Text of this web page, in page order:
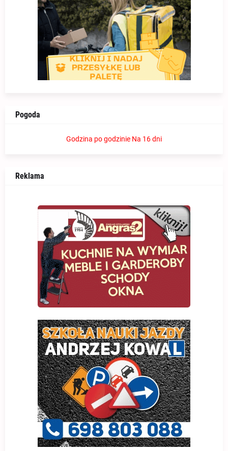
Pogoda
Godzina po godzinie Na 16 dni
Reklama